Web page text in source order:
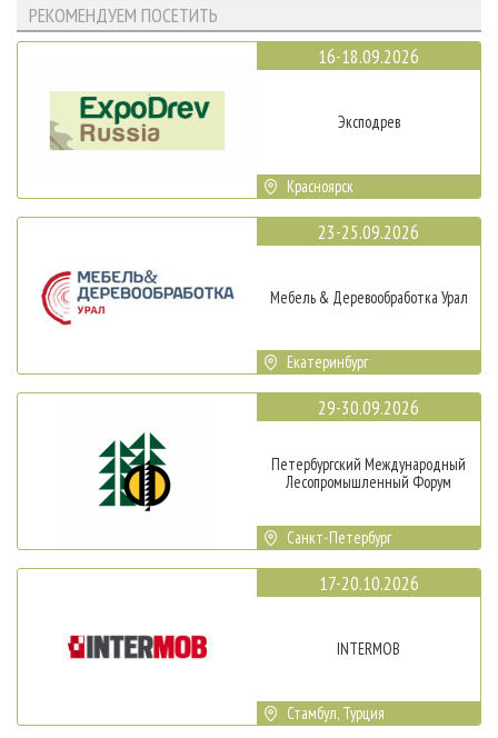
РЕКОМЕНДУЕМ ПОСЕТИТЬ
16-18.09.2026
Эксподрев
Красноярск
23-25.09.2026
Мебель & Деревообработка Урал
Екатеринбург
29-30.09.2026
Петербургский Международный
Лесопромышленный Форум
Санкт-Петербург
17-20.10.2026
INTERMOB
Стамбул, Турция